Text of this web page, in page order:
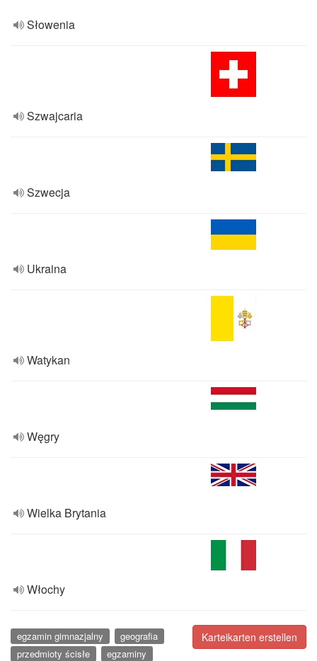
Słowenia
Szwajcaria
Szwecja
Ukraina
Watykan
Węgry
Wielka Brytania
Włochy
Karteikarten erstellen
egzamin gimnazjalny
geografia
przedmioty ścisłe
egzaminy